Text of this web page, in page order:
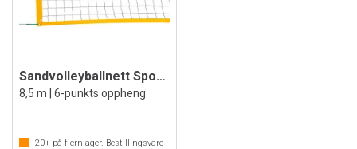
Sandvolleyballnett Sport-Thieme Comfort
8,5 m | 6-punkts oppheng
20+ på fjernlager. Bestillingsvare